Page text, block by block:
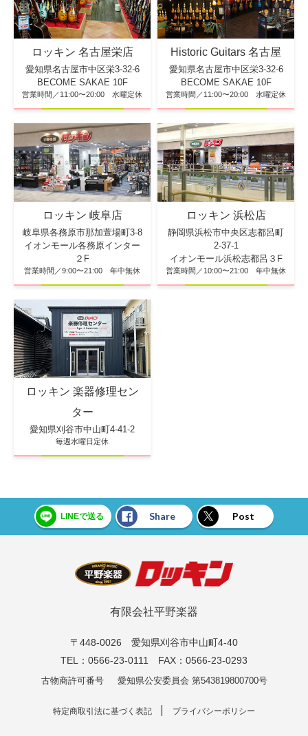
ロッキン 名古屋栄店
愛知県名古屋市中区栄3-32-6
BECOME SAKAE 10F
営業時間／11:00〜20:00 水曜定休
Historic Guitars 名古屋
愛知県名古屋市中区栄3-32-6
BECOME SAKAE 10F
営業時間／11:00〜20:00 水曜定休
ロッキン 岐阜店
岐阜県各務原市那加萱場町3-8
イオンモール各務原インター
２F
営業時間／9:00〜21:00 年中無休
ロッキン 浜松店
静岡県浜松市中央区志都呂町
2-37-1
イオンモール浜松志都呂３F
営業時間／10:00〜21:00 年中無休
ロッキン 楽器修理セン
ター
愛知県刈谷市中山町4-41-2
毎週水曜日定休
LINEで送る Share Post
有限会社平野楽器
〒448-0026 愛知県刈谷市中山町4-40
TEL：0566-23-0111 FAX：0566-23-0293
古物商許可番号 愛知県公安委員会 第543819800700号
特定商取引法に基づく表記 プライバシーポリシー